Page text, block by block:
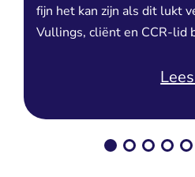
fijn het kan zijn als dit lukt
Vullings, cliënt en CCR-lid